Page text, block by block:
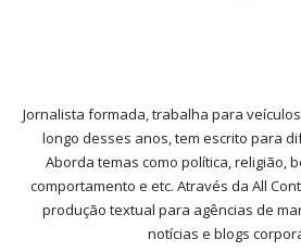
Jornalista formada, trabalha para
longo desses anos, tem escrito para
Aborda temas como política, religião,
comportamento e etc. Através da All
produção textual para agências de
notícias e blogs